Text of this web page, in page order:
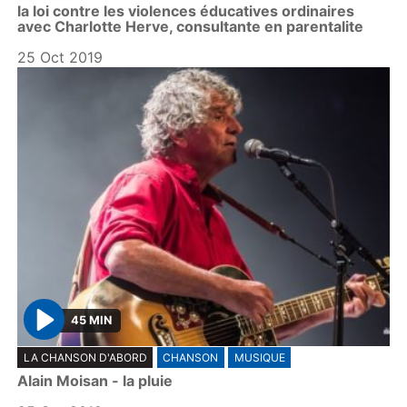
a
y
la loi contre les violences éducatives ordinaires
avec Charlotte Herve, consultante en parentalite
25 Oct 2019
P
l
a
45 MIN
LA CHANSON D'ABORD CHANSON MUSIQUE
Alain Moisan - la pluie